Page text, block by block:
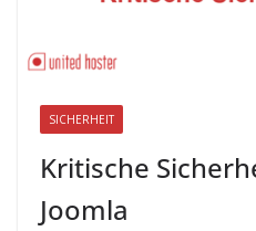
SICHERHEIT
Kritische
Joomla